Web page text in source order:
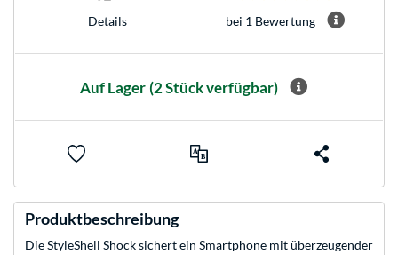
Details bei 1 Bewertung
Auf Lager (2 Stück verfügbar)
Produktbeschreibung
Die StyleShell Shock sichert ein Smartphone mit überzeugender